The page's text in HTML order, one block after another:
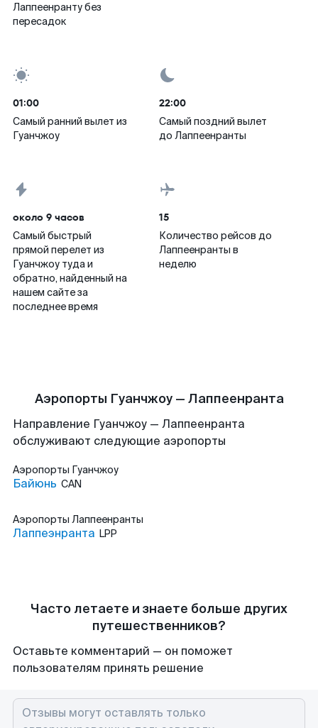
Лаппеенранту без
пересадок
01:00
Самый ранний вылет из
Гуанчжоу
22:00
Самый поздний вылет
до Лаппеенранты
около 9 часов
Самый быстрый
прямой перелет из
Гуанчжоу туда и
обратно, найденный на
нашем сайте за
последнее время
15
Количество рейсов до
Лаппеенранты в
неделю
Аэропорты Гуанчжоу — Лаппеенранта
Направление Гуанчжоу — Лаппеенранта
обслуживают следующие аэропорты
Аэропорты Гуанчжоу
Байюнь CAN
Аэропорты Лаппеенранты
Лаппеэнранта LPP
Часто летаете и знаете больше других
путешественников?
Оставьте комментарий — он поможет
пользователям принять решение